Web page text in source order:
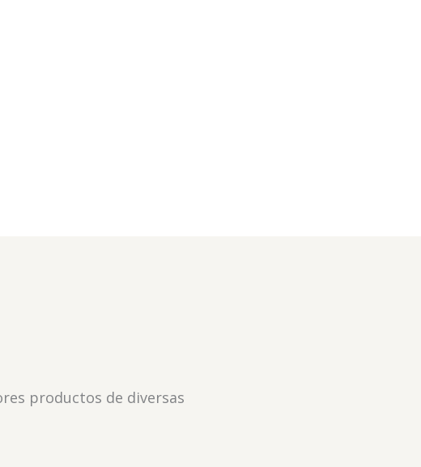
productos de diversas